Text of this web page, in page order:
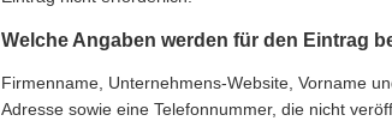
Welche Angaben werden für den Eintrag
Firmenname, Unternehmens-Website, Vorname
Adresse sowie eine Telefonnummer, die nicht